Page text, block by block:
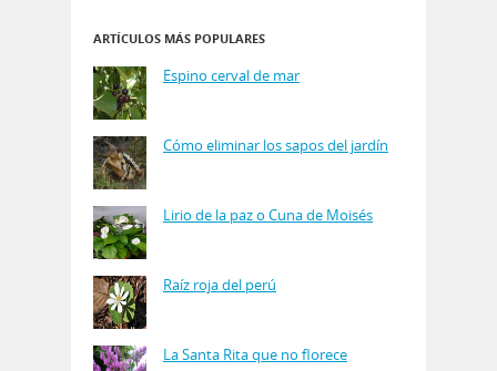
ARTÍCULOS MÁS POPULARES
Espino cerval de mar
Cómo eliminar los sapos del jardín
Lirio de la paz o Cuna de Moisés
Raíz roja del perú
La Santa Rita que no florece